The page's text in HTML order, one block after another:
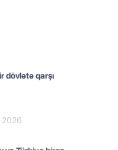
dövlətə qarşı